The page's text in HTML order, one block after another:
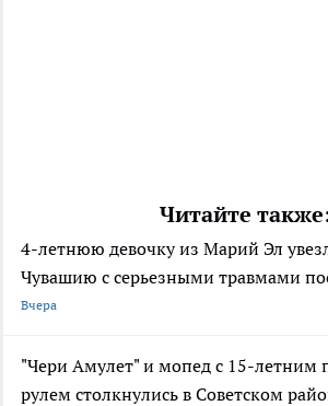
Читайте
4-летнюю девочку из Марий Эл
Чувашию с серьезными травмами
Вчера
"Чери Амулет" и мопед с 15-летним
рулем столкнулись в Советском